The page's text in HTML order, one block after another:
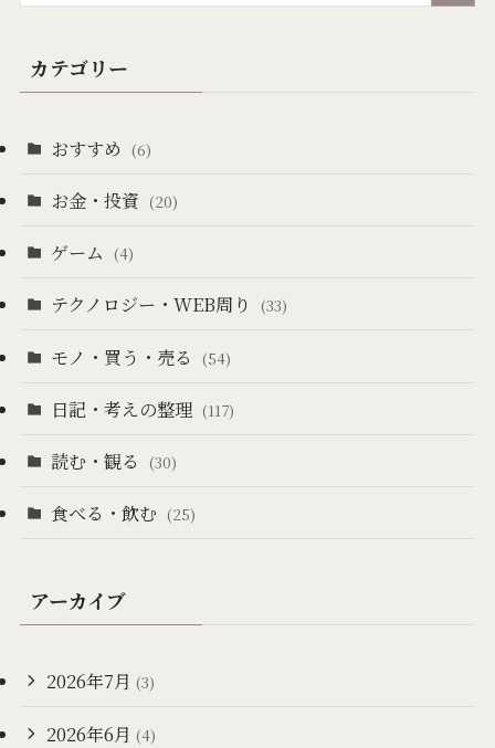
カテゴリー
おすすめ (6)
お金・投資 (20)
ゲーム (4)
テクノロジー・WEB周り (33)
モノ・買う・売る (54)
日記・考えの整理 (117)
読む・観る (30)
食べる・飲む (25)
アーカイブ
2026年7月 (3)
2026年6月 (4)